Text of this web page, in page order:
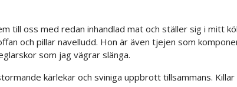
till oss med redan inhandlad mat och ställer sig i mitt
och pillar navelludd. Hon är även tjejen som
som jag vägrar slänga.
kärlekar och sviniga uppbrott tillsammans. Killar